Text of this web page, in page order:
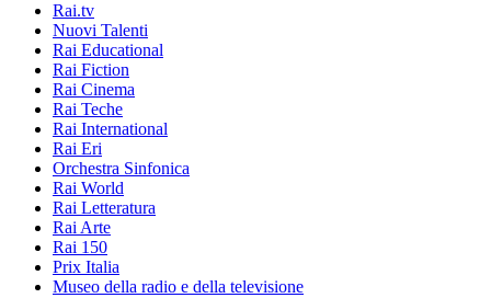
Rai.tv
Nuovi Talenti
Rai Educational
Rai Fiction
Rai Cinema
Rai Teche
Rai International
Rai Eri
Orchestra Sinfonica
Rai World
Rai Letteratura
Rai Arte
Rai 150
Prix Italia
Museo della radio e della televisione